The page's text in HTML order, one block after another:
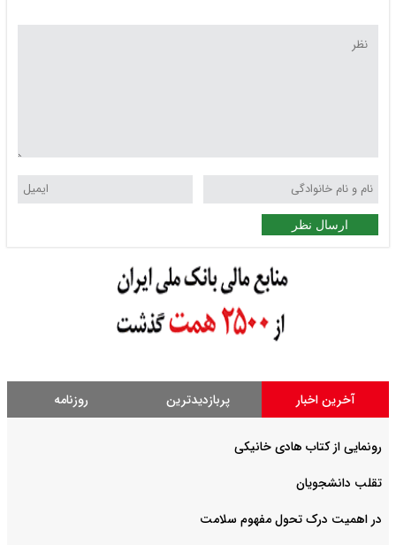
ارسال نظر
آخرین اخبار پربازدیدترین روزنامه
رونمایی از کتاب هادی خانیکی
‌تقلب دانشجویان
در اهمیت درک تحول مفهوم سلامت